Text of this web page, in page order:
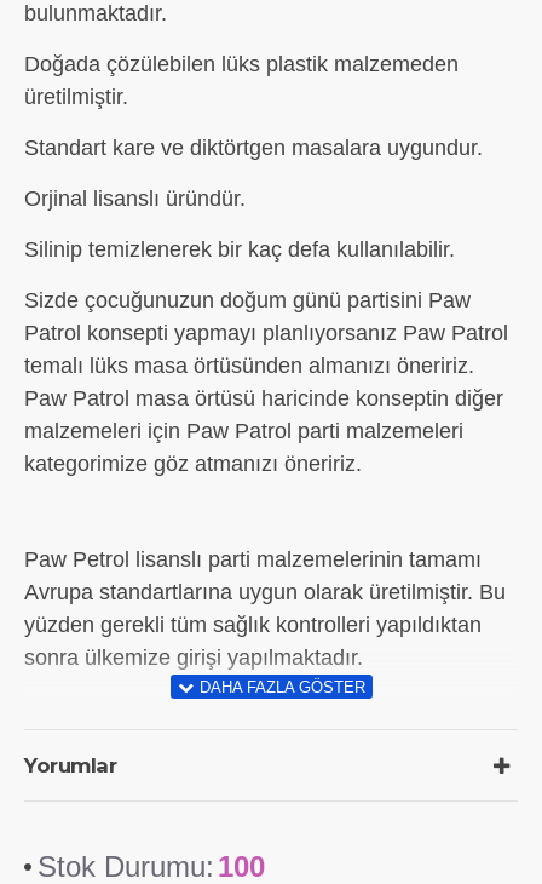
bulunmaktadır.
Doğada çözülebilen lüks plastik malzemeden
üretilmiştir.
Standart kare ve diktörtgen masalara uygundur.
Orjinal lisanslı üründür.
Silinip temizlenerek bir kaç defa kullanılabilir.
Sizde çocuğunuzun doğum günü partisini Paw
Patrol konsepti yapmayı planlıyorsanız Paw Patrol
temalı lüks masa örtüsünden almanızı öneririz.
Paw Patrol masa örtüsü haricinde konseptin diğer
malzemeleri için Paw Patrol parti malzemeleri
kategorimize göz atmanızı öneririz.
Paw Petrol lisanslı parti malzemelerinin tamamı
Avrupa standartlarına uygun olarak üretilmiştir. Bu
yüzden gerekli tüm sağlık kontrolleri yapıldıktan
sonra ülkemize girişi yapılmaktadır.
Yorumlar
Stok Durumu: 100